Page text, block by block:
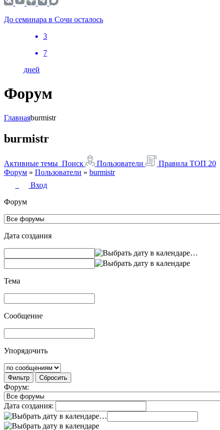
До семинара в Сочи осталось
3
7
дней
Форум
Главнаяburmistr
burmistr
Активные темы Поиск Пользователи Правила ТОП 20
Форум » Пользователи » burmistr
Вход
Форум
Дата создания
…
Тема
Сообщение
Упорядочить
Фильтр Сбросить
Форум:
Дата создания:
…